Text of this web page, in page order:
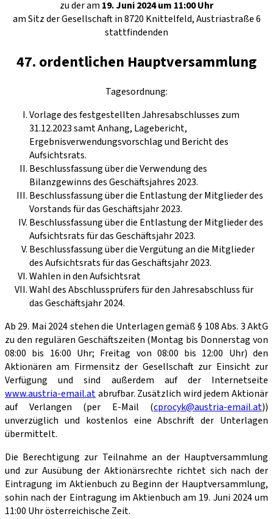
zu der am 19. Juni 2024 um 11:00 Uhr
am Sitz der Gesellschaft in 8720 Knittelfeld, Austriastraße 6
stattfindenden
47. ordentlichen Hauptversammlung
Tagesordnung:
Vorlage des festgestellten Jahresabschlusses zum
31.12.2023 samt Anhang, Lagebericht,
Ergebnisverwendungsvorschlag und Bericht des
Aufsichtsrats.
Beschlussfassung über die Verwendung des
Bilanzgewinns des Geschäftsjahres 2023.
Beschlussfassung über die Entlastung der Mitglieder des
Vorstands für das Geschäftsjahr 2023.
Beschlussfassung über die Entlastung der Mitglieder des
Aufsichtsrats für das Geschäftsjahr 2023.
Beschlussfassung über die Vergütung an die Mitglieder
des Aufsichtsrats für das Geschäftsjahr 2023.
Wahlen in den Aufsichtsrat
Wahl des Abschlussprüfers für den Jahresabschluss für
das Geschäftsjahr 2024.
Ab 29. Mai 2024 stehen die Unterlagen gemäß § 108 Abs. 3 AktG
zu den regulären Geschäftszeiten (Montag bis Donnerstag von
08:00 bis 16:00 Uhr; Freitag von 08:00 bis 12:00 Uhr) den
Aktionären am Firmensitz der Gesellschaft zur Einsicht zur
Verfügung und sind außerdem auf der Internetseite
www.austria-email.atabrufbar. Zusätzlich wird jedem Aktionär
auf Verlangen (per E-Mail (cprocyk@austria-email.at))
unverzüglich und kostenlos eine Abschrift der Unterlagen
übermittelt.
Die Berechtigung zur Teilnahme an der Hauptversammlung
und zur Ausübung der Aktionärsrechte richtet sich nach der
Eintragung im Aktienbuch zu Beginn der Hauptversammlung,
sohin nach der Eintragung im Aktienbuch am 19. Juni 2024 um
11:00 Uhr österreichische Zeit.